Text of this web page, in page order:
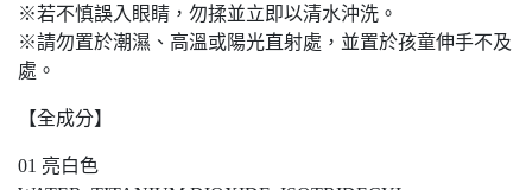
※若不慎誤入眼睛，勿揉並立即以清水沖洗。
※請勿置於潮濕、高溫或陽光直射處，並置於孩童伸手不及
處。
【全成分】
01 亮白色